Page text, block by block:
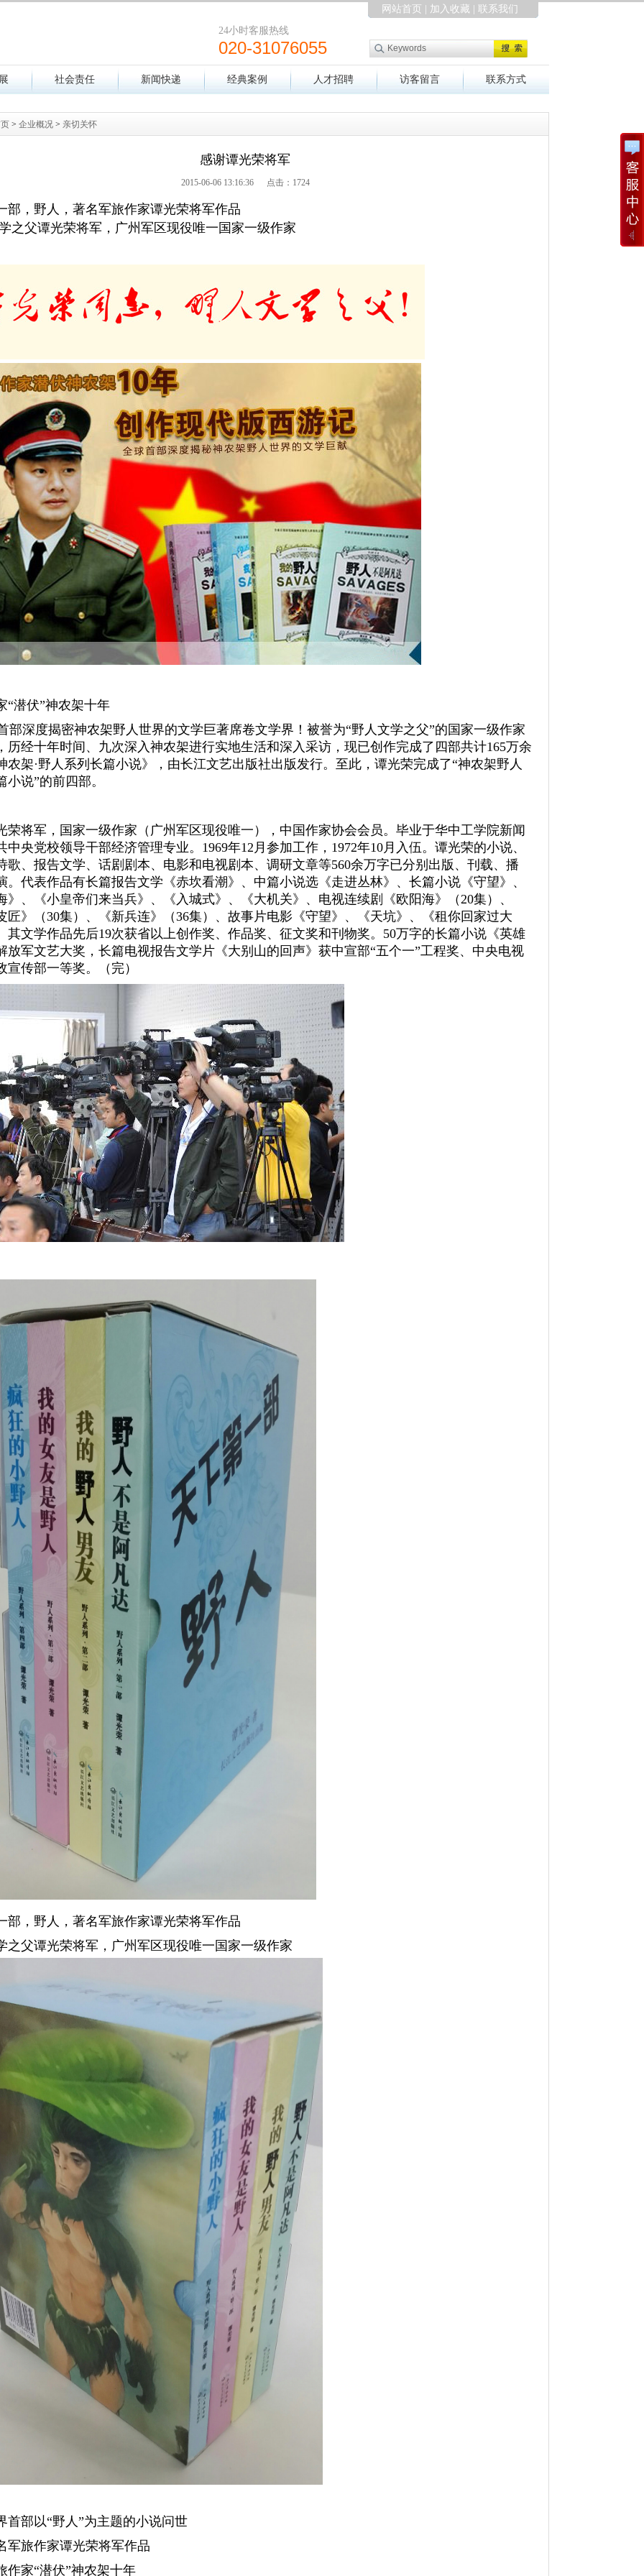
网站首页 加入收藏
联系我们
24小时客服热线
020-31076055
社会责任 新闻快递 经典案例 人才招聘 访客留言 联系方式
> 企业概况 > 亲切关怀
感谢谭光荣将军
2015-06-06 13:16:36 点击： 1724
部，野人，著名军旅作家谭光荣将军作品
之父谭光荣将军，广州军区现役唯一国家一级作家
“潜伏”神农架十年
深度揭密神农架野人世界的文学巨著席卷文学界！被誉为“野人文学之父”的国家一级作家
历经十年时间、九次深入神农架进行实地生活和深入采访，现已创作完成了四部共计165万余
农架·野人系列长篇小说》，由长江文艺出版社出版发行。至此，谭光荣完成了“神农架野人
小说”的前四部。
军，国家一级作家（广州军区现役唯一），中国作家协会会员。毕业于华中工学院新闻
中央党校领导干部经济管理专业。1969年12月参加工作，1972年10月入伍。谭光荣的小说、
歌、报告文学、话剧剧本、电影和电视剧本、调研文章等560余万字已分别出版、刊载、播
。代表作品有长篇报告文学《赤坎看潮》、中篇小说选《走进丛林》、长篇小说《守望》、
》、《小皇帝们来当兵》、《入城式》、《大机关》、电视连续剧《欧阳海》（20集）、
匠》（30集）、《新兵连》（36集）、故事片电影《守望》、《天坑》、《租你回家过大
其文学作品先后19次获省以上创作奖、作品奖、征文奖和刊物奖。50万字的长篇小说《英雄
放军文艺大奖，长篇电视报告文学片《大别山的回声》获中宣部“五个一”工程奖、中央电视
宣传部一等奖。（完）
部，野人，著名军旅作家谭光荣将军作品
之父谭光荣将军，广州军区现役唯一国家一级作家
以“野人”为主题的小说问世
作家谭光荣将军作品
“潜伏”神农架十年